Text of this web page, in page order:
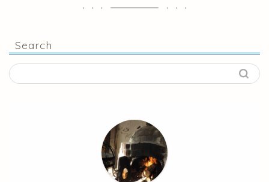
Search